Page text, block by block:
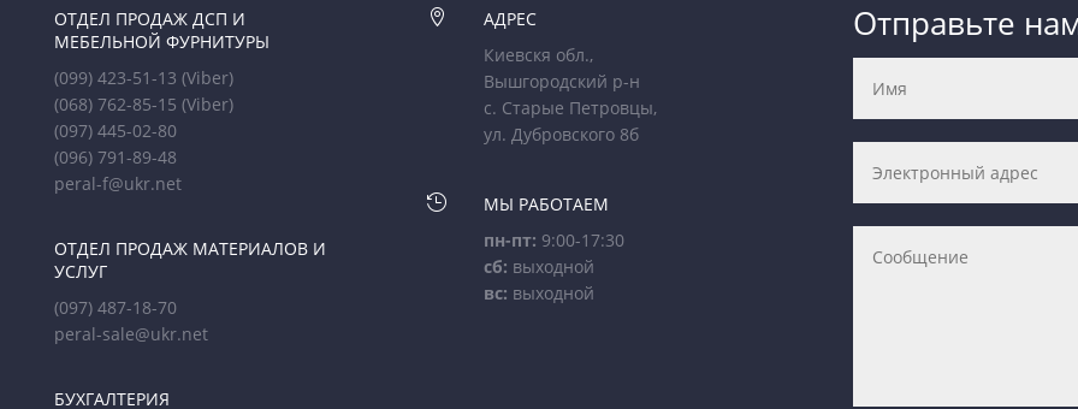
ОТДЕЛ ПРОДАЖ ДСП И
МЕБЕЛЬНОЙ ФУРНИТУРЫ
(099) 423-51-13(Viber)
(068) 762-85-15(Viber)
(097) 445-02-80
(096) 791-89-48
peral-f@ukr.net
ОТДЕЛ ПРОДАЖ МАТЕРИАЛОВ И
УСЛУГ
(097) 487-18-70
peral-sale@ukr.net
БУХГАЛТЕРИЯ

АДРЕС
Киевскя обл.,
Вышгородский р-н
с. Старые Петровцы,
ул. Дубровского 8б

МЫ РАБОТАЕМ
пн-пт: 9:00-17:30
сб: выходной
вс: выходной
Отправьте